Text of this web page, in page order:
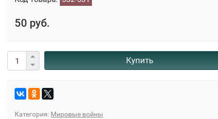
50 руб.
Купить
Категория: Мировые войны